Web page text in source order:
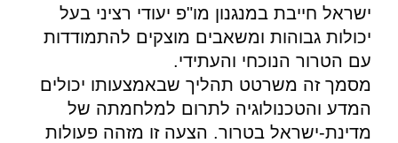
ישראל חייבת במנגנון מו"פ יעודי רציני בעל
יכולות גבוהות ומשאבים מוצקים להתמודדות
עם הטרור הנוכחי והעתידי.
מסמך זה משרטט תהליך שבאמצעותו יכולים
המדע והטכנולוגיה לתרום למלחמתה של
מדינת-ישראל בטרור. הצעה זו מזהה פעולות